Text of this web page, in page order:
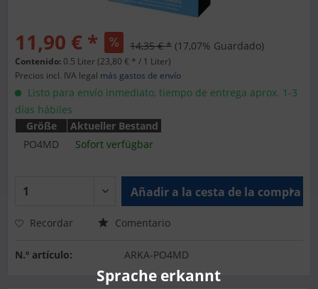
11,90 € * 14,35 € * (17,07% Guardado)
Contenido: 0.5 Liter (23,80 € * / 1 Liter)
Precios incl. IVA legal más gastos de envío
Listo para envío inmediato, tiempo de entrega aprox. 1-3
días hábiles
Größe
Aktueller Bestand
PO4MD
Sofort verfügbar
Añadir a la cesta de la compra
Recordar Comentario
N.º artículo: ARKA-PO4MD
Sprache erkannt